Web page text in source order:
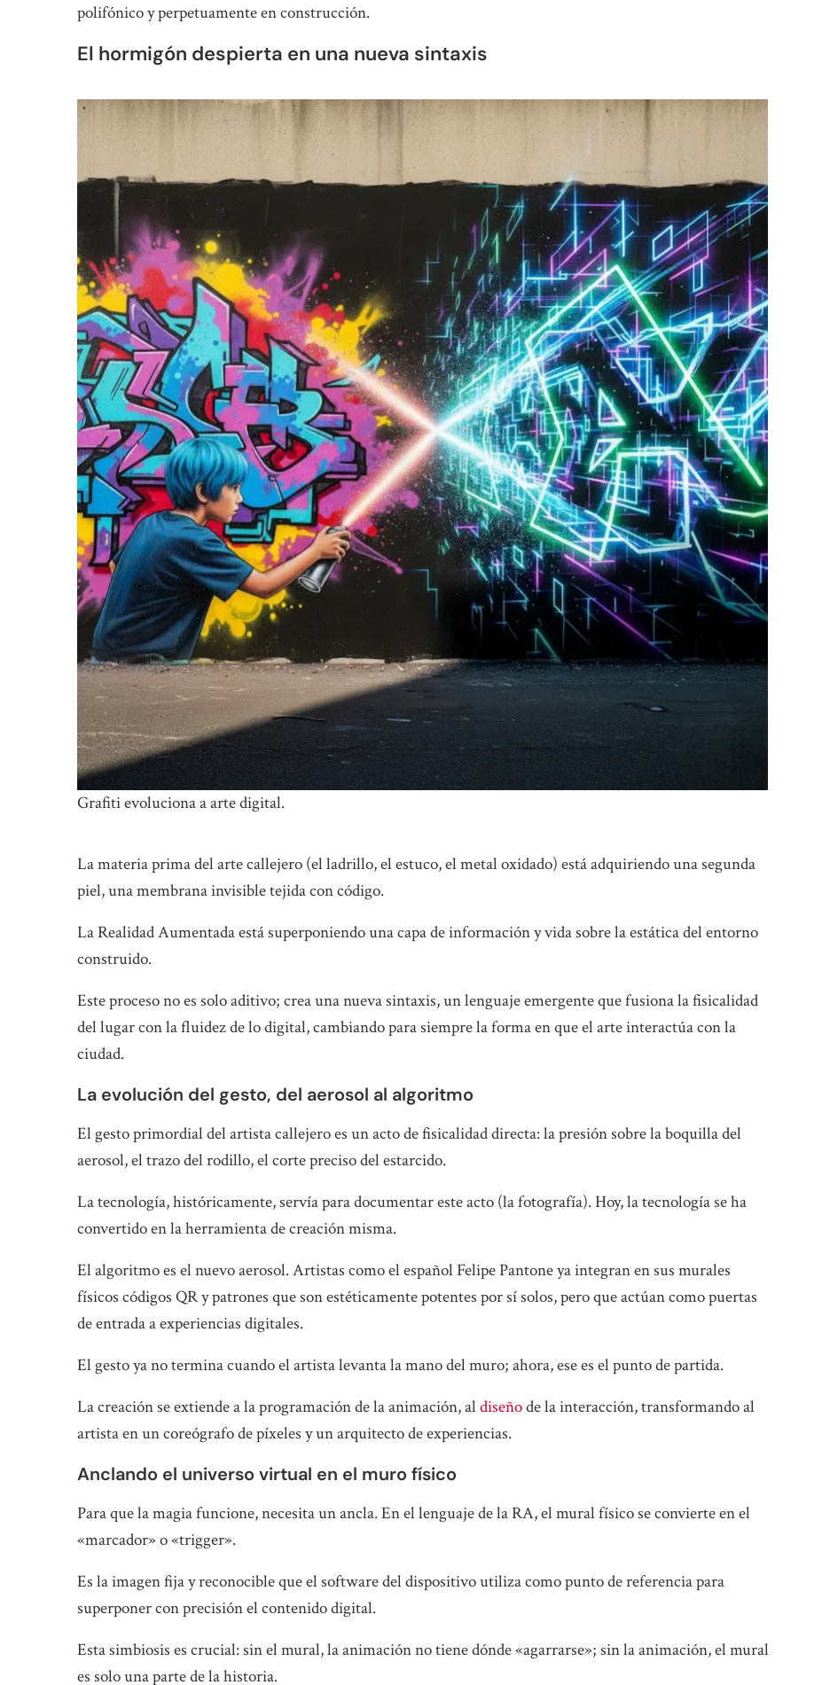
polifónico y perpetuamente en construcción.
El hormigón despierta en una nueva sintaxis
Grafiti evoluciona a arte digital.
La materia prima del arte callejero (el ladrillo, el estuco, el metal oxidado) está adquiriendo una segunda
piel, una membrana invisible tejida con código.
La Realidad Aumentada está superponiendo una capa de información y vida sobre la estática del entorno
construido.
Este proceso no es solo aditivo; crea una nueva sintaxis, un lenguaje emergente que fusiona la fisicalidad
del lugar con la fluidez de lo digital, cambiando para siempre la forma en que el arte interactúa con la
ciudad.
La evolución del gesto, del aerosol al algoritmo
El gesto primordial del artista callejero es un acto de fisicalidad directa: la presión sobre la boquilla del
aerosol, el trazo del rodillo, el corte preciso del estarcido.
La tecnología, históricamente, servía para documentar este acto (la fotografía). Hoy, la tecnología se ha
convertido en la herramienta de creación misma.
El algoritmo es el nuevo aerosol. Artistas como el español Felipe Pantone ya integran en sus murales
físicos códigos QR y patrones que son estéticamente potentes por sí solos, pero que actúan como puertas
de entrada a experiencias digitales.
El gesto ya no termina cuando el artista levanta la mano del muro; ahora, ese es el punto de partida.
La creación se extiende a la programación de la animación, aldiseñode la interacción, transformando al
artista en un coreógrafo de píxeles y un arquitecto de experiencias.
Anclando el universo virtual en el muro físico
Para que la magia funcione, necesita un ancla. En el lenguaje de la RA, el mural físico se convierte en el
«marcador» o «trigger».
Es la imagen fija y reconocible que el software del dispositivo utiliza como punto de referencia para
superponer con precisión el contenido digital.
Esta simbiosis es crucial: sin el mural, la animación no tiene dónde «agarrarse»; sin la animación, el mural
es solo una parte de la historia.